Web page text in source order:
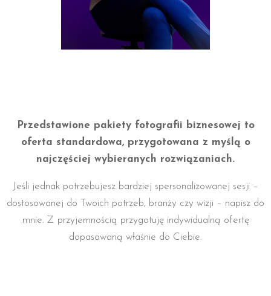
Przedstawione pakiety fotografii biznesowej to
oferta standardowa, przygotowana z myślą o
najczęściej wybieranych rozwiązaniach.
Jeśli jednak potrzebujesz bardziej spersonalizowanej sesji –
dostosowanej do Twoich potrzeb, branży czy wizji – napisz do
mnie. Z przyjemnością przygotuję indywidualną ofertę
dopasowaną właśnie do Ciebie.